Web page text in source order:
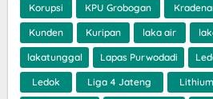
Korupsi KPU Grobogan
Kunden Kuripan laka air
lakatunggal Lapas Purwodadi
Ledok Liga 4 Jateng Lithium